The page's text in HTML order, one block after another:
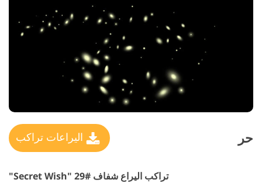
حر اليراعات تراكب
تراكب اليراع شفاف #29 "Secret Wish"